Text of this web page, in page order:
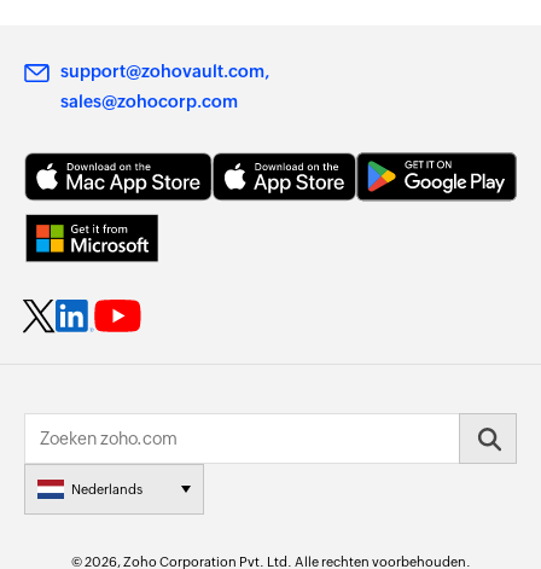
support@zohovault.com
sales@zohocorp.com
Nederlands
© 2026, Zoho Corporation Pvt. Ltd. Alle rechten voorbehouden.